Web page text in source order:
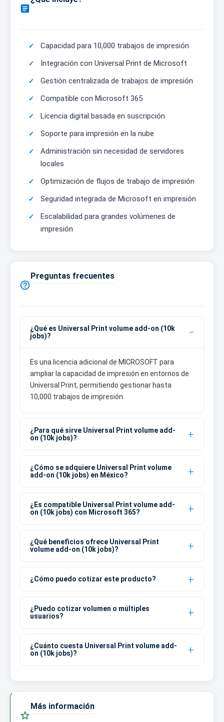

Capacidad para 10,000 trabajos de impresión
Integración con Universal Print de Microsoft
Gestión centralizada de trabajos de impresión
Compatible con Microsoft 365
Licencia digital basada en suscripción
Soporte para impresión en la nube
Administración sin necesidad de servidores
locales
Optimización de flujos de trabajo de impresión
Seguridad integrada de Microsoft en impresión
Escalabilidad para grandes volúmenes de
impresión

Preguntas frecuentes
¿Qué es Universal Print volume add-on (10k
jobs)?
Es una licencia adicional de MICROSOFT para
ampliar la capacidad de impresión en entornos de
Universal Print, permitiendo gestionar hasta
10,000 trabajos de impresión.
¿Para qué sirve Universal Print volume add-
on (10k jobs)?
¿Cómo se adquiere Universal Print volume
add-on (10k jobs) en México?
¿Es compatible Universal Print volume add-
on (10k jobs) con Microsoft 365?
¿Qué beneficios ofrece Universal Print
volume add-on (10k jobs)?
¿Cómo puedo cotizar este producto?
¿Puedo cotizar volumen o múltiples
usuarios?
¿Cuánto cuesta Universal Print volume add-
on (10k jobs)?

Más información